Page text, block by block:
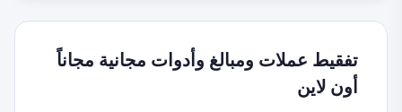
تفقيط عملات ومبالغ وأدوات مجانية مجاناً
أون لاين